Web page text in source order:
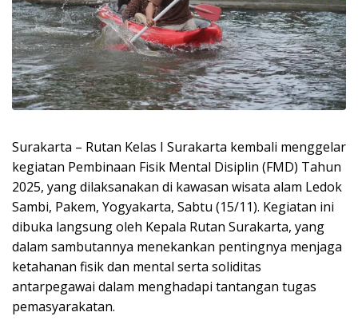
Surakarta – Rutan Kelas I Surakarta kembali menggelar
kegiatan Pembinaan Fisik Mental Disiplin (FMD) Tahun
2025, yang dilaksanakan di kawasan wisata alam Ledok
Sambi, Pakem, Yogyakarta, Sabtu (15/11). Kegiatan ini
dibuka langsung oleh Kepala Rutan Surakarta, yang
dalam sambutannya menekankan pentingnya menjaga
ketahanan fisik dan mental serta soliditas
antarpegawai dalam menghadapi tantangan tugas
pemasyarakatan.